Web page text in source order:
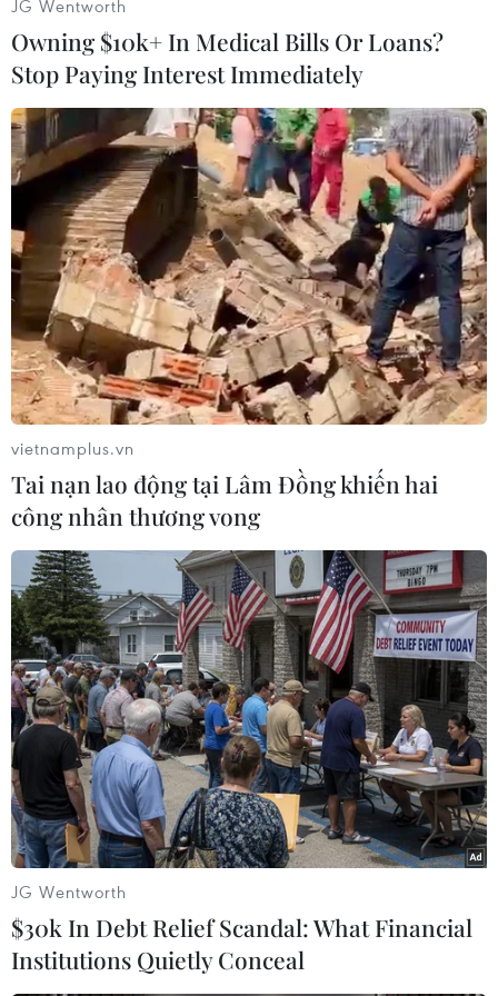
Play
Video
Tiến Đạt
(Vietnam+)
#Tia sét #Đuôi máy bay
#Jack Perkins
#Final Destination
#Khiếp sợ
JG Wentworth
Owning $10k+ In Medical Bills Or Loans?
Stop Paying Interest Immediately
vietnamplus.vn
Tai nạn lao động tại Lâm Đồng khiến hai
công nhân thương vong
JG Wentworth
$30k In Debt Relief Scandal: What Financial
Institutions Quietly Conceal